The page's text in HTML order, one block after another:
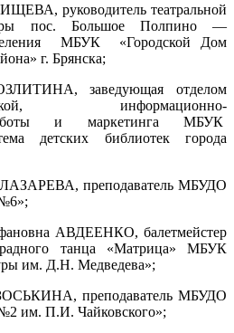
руководитель театральной
пос. Большое Полпино —
МБУК «Городской Дом
г. Брянска;
заведующая отделом
информационно-
и маркетинга МБУК
детских библиотек города
преподаватель МБУДО
АВДЕЕНКО, балетмейстер
танца «Матрица» МБУК
им. Д.Н. Медведева»;
преподаватель МБУДО
им. П.И. Чайковского»;